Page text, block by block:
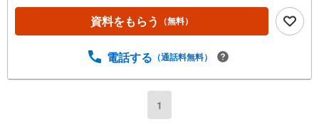
資料をもらう （無料）
電話する （通話料無料）
1